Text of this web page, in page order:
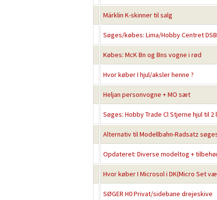
Märklin K-skinner til salg
Søges/købes: Lima/Hobby Centret DSB
Købes: McK Bn og Bns vogne i rød
Hvor køber I hjul/aksler henne ?
Heljan personvogne + MO sæt
Søges: Hobby Trade Cl Stjerne hjul til 2
Alternativ til Modellbahn-Radsatz
Opdateret: Diverse modeltog +
Hvor køber I Microsol i DK(Micro Set
SØGER H0 Privat/sidebane drejeskive